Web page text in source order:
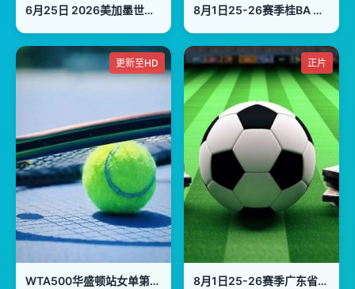
6月25日 2026美加墨世界杯小组赛 苏格兰VS巴西 8月1日25-26赛季桂BA 梧州市VS桂林市
更新至HD
WTA500华盛顿站女单第二轮：施耐德VS波塔波娃
正片
8月1日25-26赛季广东省城市足球超级联赛 汕头VS梅州